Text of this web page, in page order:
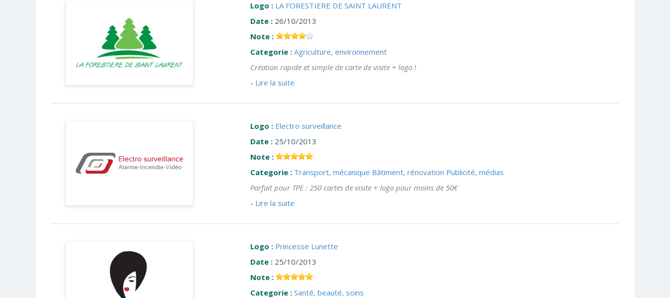
Logo : LA FORESTIERE DE SAINT LAURENT
Date : 26/10/2013
Note :
Categorie : Agriculture, environnement
Création rapide et simple de carte de visite + logo !
- Lire la suite
Logo : Electro surveillance
Date : 25/10/2013
Note :
Categorie : Transport, mécanique Bâtiment, rénovation Publicité, médias
Parfait pour TPE : 250 cartes de visite + logo pour moins de 50€
- Lire la suite
Logo : Princesse Lunette
Date : 25/10/2013
Note :
Categorie : Santé, beauté, soins